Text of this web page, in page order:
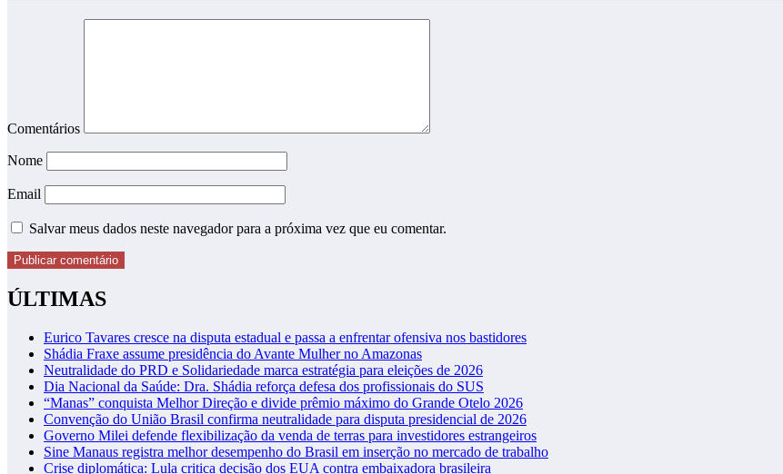
Comentários
Nome
Email
Salvar meus dados neste navegador para a próxima vez que eu comentar.
ÚLTIMAS
Eurico Tavares cresce na disputa estadual e passa a enfrentar ofensiva nos bastidores
Shádia Fraxe assume presidência do Avante Mulher no Amazonas
Neutralidade do PRD e Solidariedade marca estratégia para eleições de 2026
Dia Nacional da Saúde: Dra. Shádia reforça defesa dos profissionais do SUS
“Manas” conquista Melhor Direção e divide prêmio máximo do Grande Otelo 2026
Convenção do União Brasil confirma neutralidade para disputa presidencial de 2026
Governo Milei defende flexibilização da venda de terras para investidores estrangeiros
Sine Manaus registra melhor desempenho do Brasil em inserção no mercado de trabalho
Crise diplomática: Lula critica decisão dos EUA contra embaixadora brasileira